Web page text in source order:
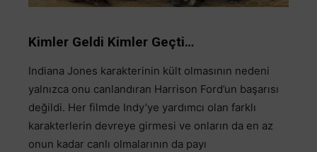
Kimler Geldi Kimler Geçti…
Indiana Jones karakterinin kült olmasının nedeni
yalnızca onu canlandıran Harrison Ford’un başarısı
değildi. Her filmde Indy’ye yardımcı olan farklı
karakterlerin devreye girmesi ve onların da en az
onun kadar canlı olmalarının da payı